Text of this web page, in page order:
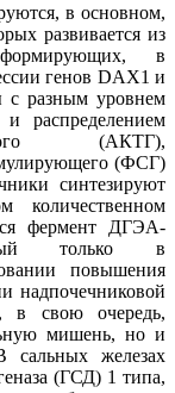
в основном,
развивается из
в
генов DAX1 и
с разным уровнем
распределением
(АКТГ),
(ФСГ)
синтезируют
количественном
фермент ДГЭА-
только в
повышения
надпочечниковой
в свою очередь,
мишень, но и
сальных железах
(ГСД) 1 типа,